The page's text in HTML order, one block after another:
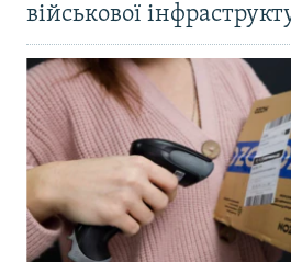
військової